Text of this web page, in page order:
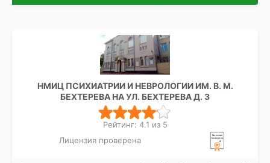
НМИЦ ПСИХИАТРИИ И НЕВРОЛОГИИ ИМ. В. М.
БЕХТЕРЕВА НА УЛ. БЕХТЕРЕВА Д. 3
Рейтинг: 4.1 из 5
Лицензия проверена